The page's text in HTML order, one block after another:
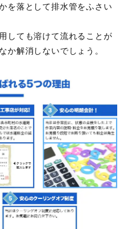
を落として排水管をふさい
しても溶けて流れることが
か解消しないでしょう。